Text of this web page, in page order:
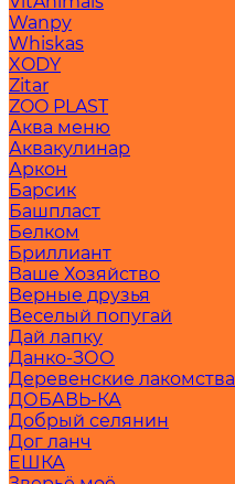
Wanpy
Whiskas
XODY
Zitar
ZOO PLAST
Аква меню
Аквакулинар
Аркон
Барсик
Башпласт
Белком
Бриллиант
Ваше Хозяйство
Верные друзья
Веселый попугай
Дай лапку
Данко-ЗОО
Деревенские лакомства
ДОБАВЬ-КА
Добрый селянин
Дог ланч
ЕШКА